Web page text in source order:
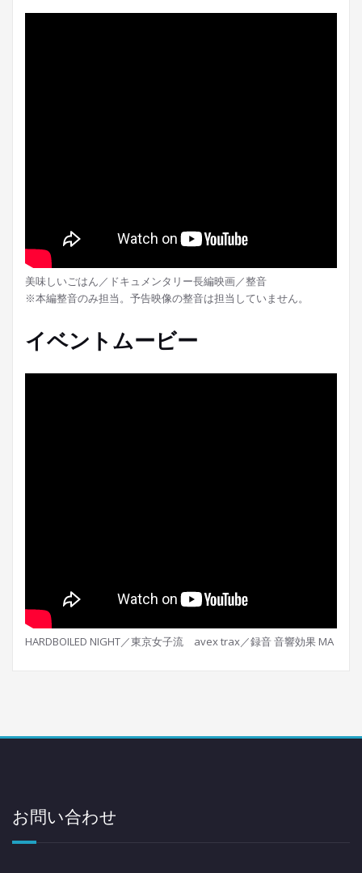
美味しいごはん／ドキュメンタリー長編映画／整音
※本編整音のみ担当。予告映像の整音は担当していません。
イベントムービー
HARDBOILED NIGHT／東京女子流 avex trax／録音 音響効果 MA
お問い合わせ